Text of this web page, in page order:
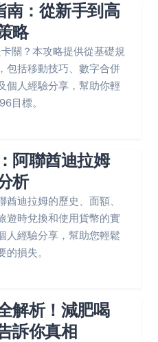
：從新手到高
略
關？本攻略提供從基礎規
包括移動技巧、數字合併
個人經驗分享，幫助你輕
目標。
阿聯酋迪拉姆
析
迪拉姆的歷史、面額、
遊時兌換和使用貨幣的實
人經驗分享，幫助您輕鬆
損失。
解析！減肥喝
訴你真相